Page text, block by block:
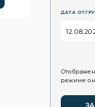
ДАТА
режиме